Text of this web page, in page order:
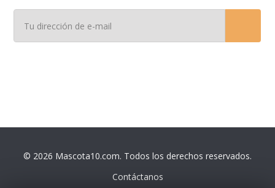
© 2026 Mascota10.com. Todos los derechos reservados.
Contáctanos